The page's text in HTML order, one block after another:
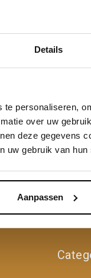
Details
personaliseren,
over uw
deze gegevens
uw gebruik van hun
Aanpassen
Advies